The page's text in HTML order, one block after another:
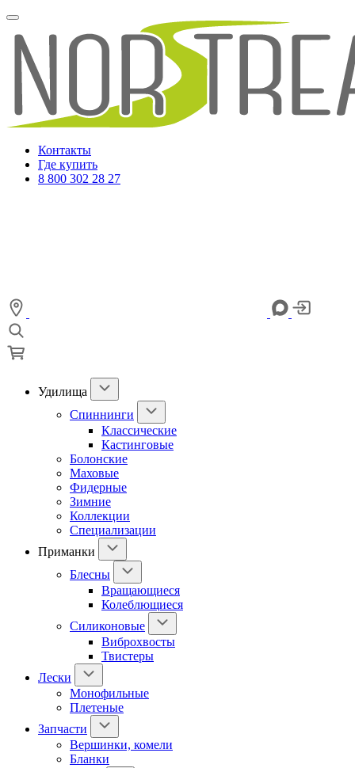
Контакты
Где купить
8 800 302 28 27
Удилища
Спиннинги
Классические
Кастинговые
Болонские
Маховые
Фидерные
Зимние
Коллекции
Специализации
Приманки
Блесны
Вращающиеся
Колеблющиеся
Силиконовые
Виброхвосты
Твистеры
Лески
Монофильные
Плетеные
Запчасти
Вершинки, комели
Бланки